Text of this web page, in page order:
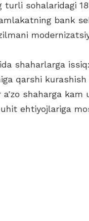
turli sohalaridagi
bank
shaharlarga
qarshi
shaharga kam
ehtiyojlariga